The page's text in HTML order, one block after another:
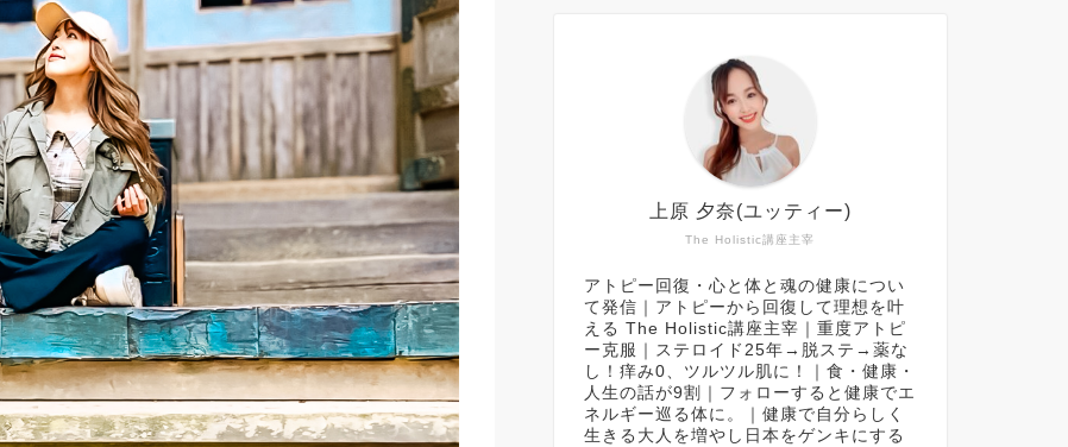
The Holistic講座主宰
上原 夕奈(ユッティー)
アトピー回復・心と体と魂の健康につい
て発信｜アトピーから回復して理想を叶
える The Holistic講座主宰｜重度アトピ
ー克服｜ステロイド25年→脱ステ→薬な
し！痒み0、ツルツル肌に！｜食・健康・
人生の話が9割｜フォローすると健康でエ
ネルギー巡る体に。｜健康で自分らしく
生きる大人を増やし日本をゲンキにする